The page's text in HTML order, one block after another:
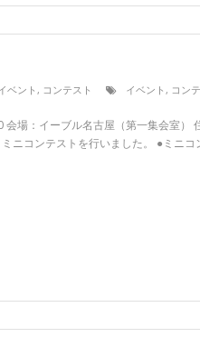
ベント , コンテスト イベント , コン
場：イーブル名古屋（第一集会室）
ニコンテストを行いました。 ●ミニコ